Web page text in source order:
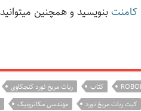
کامنت بنویسید و همچنین میتوانید
کتاب
ربات مریخ نورد کنجکاوی
کیت ربات مریخ نورد مهندسی مکاترونیک